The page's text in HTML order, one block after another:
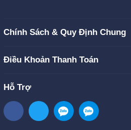
Chính Sách & Quy Định Chung
Điều Khoản Thanh Toán
Hỗ Trợ